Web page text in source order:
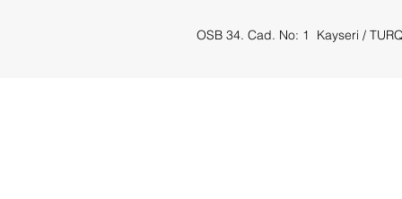
OSB 34. Cad. No: 1 Kayseri /